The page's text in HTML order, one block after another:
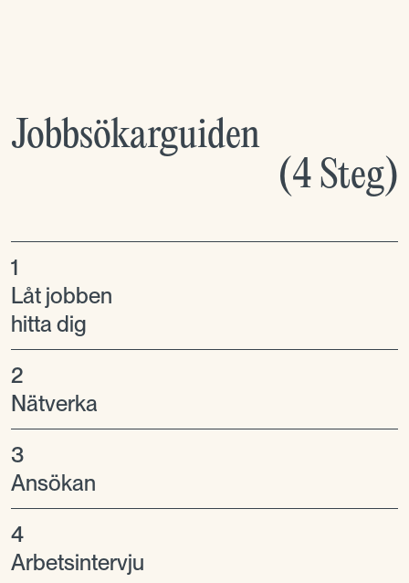
Jobbsökarguiden
(4 Steg)
1
Låt jobben
hitta dig
2
Nätverka
3
Ansökan
4
Arbetsintervju